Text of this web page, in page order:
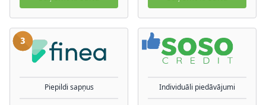
Piepildi sapņus Individuāli piedāvājumi